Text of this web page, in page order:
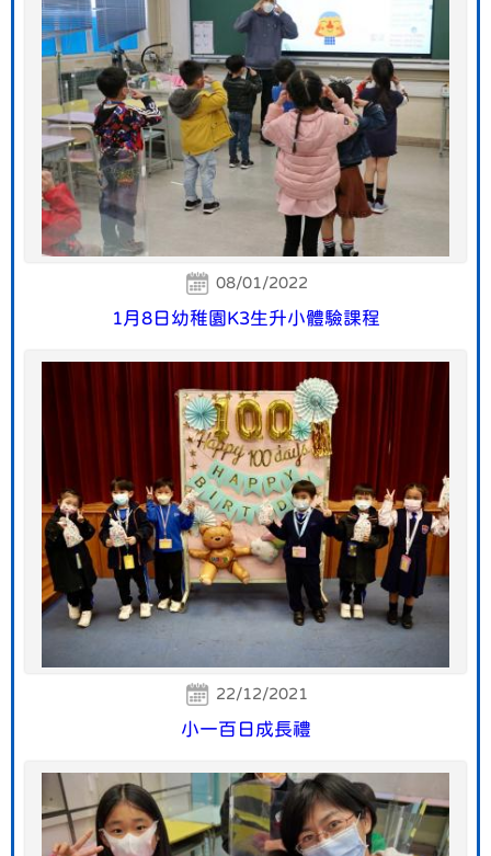
08/01/2022
1月8日幼稚園K3生升小體驗課程
22/12/2021
小一百日成長禮